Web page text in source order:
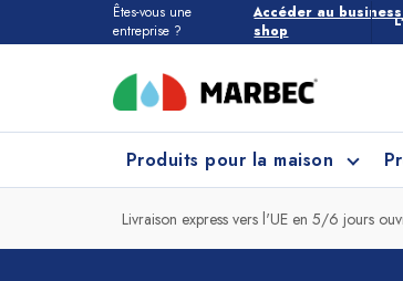
Êtes-vous une
entreprise ?
Accéder au business
shop
Produits pour la maison
Tous les produits pour la
Quel étage devez-vous
Livraison express vers l'UE en 5/6 jours